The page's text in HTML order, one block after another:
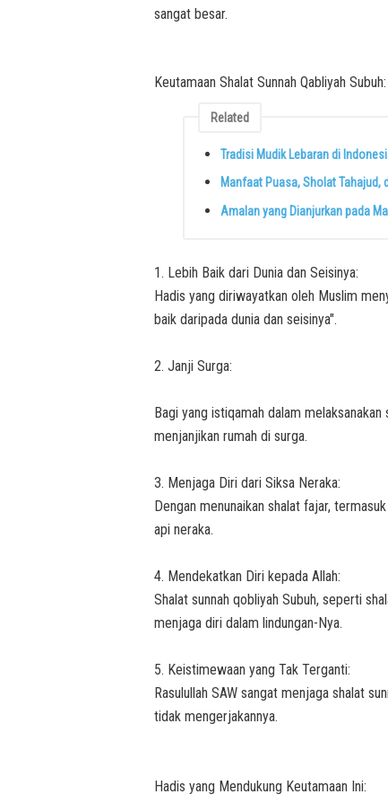
sangat besar.
Keutamaan Shalat Sunnah Qabliyah Subuh:
Related
Tradisi Mudik Lebaran di
Manfaat Puasa, Sholat Tahajud,
Amalan yang Dianjurkan pada
1. Lebih Baik dari Dunia dan Seisinya:
Hadis yang diriwayatkan oleh Muslim
baik daripada dunia dan seisinya".
2. Janji Surga:
Bagi yang istiqamah dalam
menjanjikan rumah di surga.
3. Menjaga Diri dari Siksa Neraka:
Dengan menunaikan shalat fajar,
api neraka.
4. Mendekatkan Diri kepada Allah:
Shalat sunnah qobliyah Subuh, seperti
menjaga diri dalam lindungan-Nya.
5. Keistimewaan yang Tak Terganti:
Rasulullah SAW sangat menjaga shalat
tidak mengerjakannya.
Hadis yang Mendukung Keutamaan Ini: